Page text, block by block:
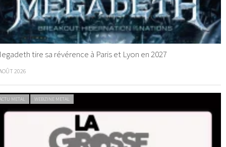
tire sa révérence à Paris et Lyon en 2027
2026
METAL WEBZINE METAL